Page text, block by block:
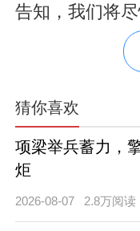
告知，我们将尽
猜你喜欢
项梁举兵蓄力，
炬
2026-08-07 2.8万阅读